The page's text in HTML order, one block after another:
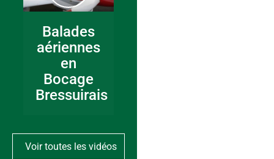
Balades
aériennes
en
Bocage
Bressuirais
Voir toutes les vidéos